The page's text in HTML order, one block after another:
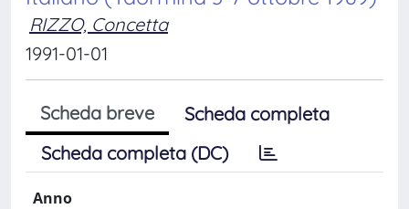
RIZZO, Concetta
1991-01-01
Scheda breve
Scheda completa
Scheda completa (DC)
Anno